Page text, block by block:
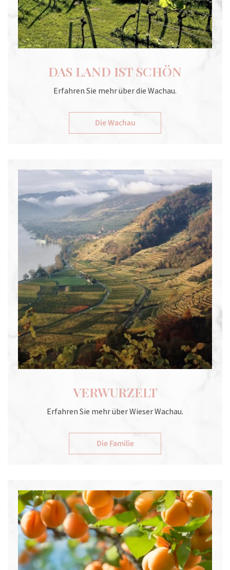
DAS LAND IST SCHÖN
Erfahren Sie mehr über die Wachau.
Die Wachau
VERWURZELT
Erfahren Sie mehr über Wieser Wachau.
Die Familie